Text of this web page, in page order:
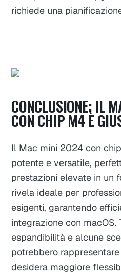
richiede una
CONCLUSIONE: IL
CON CHIP M4 È
Il Mac mini 2024 con
potente e versatile,
prestazioni elevate in un
rivela ideale per
esigenti, garantendo
integrazione con
espandibilità e alcune
potrebbero
desidera maggiore